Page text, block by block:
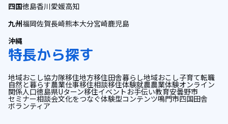
四国徳島香川愛媛高知
九州福岡佐賀長崎熊本大分宮崎鹿児島
沖縄
特長から探す
地域おこし協力隊移住地方移住田舎暮らし地域おこし子育て転職
自然と暮らす農業仕事移住相談移住体験就農農業体験オンライン
関係人口徳島県Uターン移住イベント お手伝い教育安曇野市
セミナー相談会文化をつなぐ体験型コンテンツ鳴門市四国田舎
ボランティア